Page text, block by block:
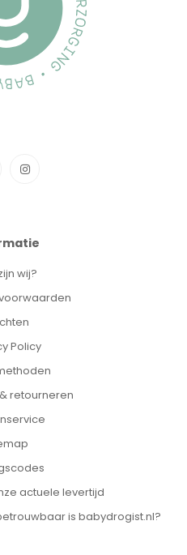
wij?
Policy
retourneren
actuele levertijd
is babydrogist.nl?